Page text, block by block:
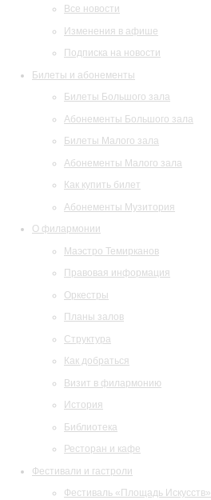
Все новости
Изменения в афише
Подписка на новости
Билеты и абонементы
Билеты Большого зала
Абонементы Большого зала
Билеты Малого зала
Абонементы Малого зала
Как купить билет
Абонементы Музитория
О филармонии
Маэстро Темирканов
Правовая информация
Оркестры
Планы залов
Структура
Как добраться
Визит в филармонию
История
Библиотека
Ресторан и кафе
Фестивали и гастроли
Фестиваль «Площадь Искусств»